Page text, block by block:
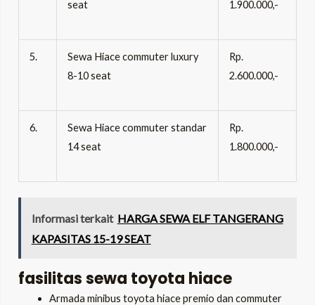
seat
1.900.000,-
5.
Sewa Hiace commuter luxury
8-10 seat
Rp.
2.600.000,-
6.
Sewa Hiace commuter standar
14 seat
Rp.
1.800.000,-
Informasi terkait HARGA SEWA ELF TANGERANG
KAPASITAS 15-19 SEAT
fasilitas sewa toyota hiace
Armada minibus toyota hiace premio dan commuter